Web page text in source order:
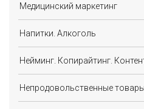
Медицинский маркетинг
Напитки. Алкоголь
Нейминг. Копирайтинг.
Непродовольственные товары